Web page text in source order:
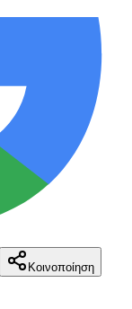
Κοινοποίηση